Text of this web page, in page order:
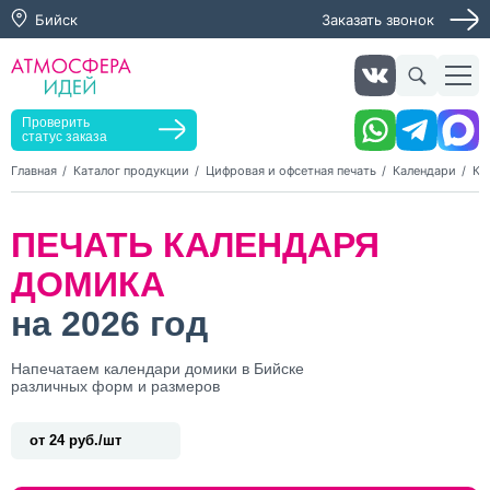
Бийск Заказать звонок
Проверить
статус заказа
Главная Каталог продукции Цифровая и офсетная печать Календари
ПЕЧАТЬ КАЛЕНДАРЯ
ДОМИКА
на 2026 год
Напечатаем календари домики в Бийске
различных форм и размеров
от 24 руб./шт
Заказать услугу
Оставьте заявку, мы свяжемся с вами в ближайшее
Заказать звонок
обработку персональных данных и согласие с политикой
конфиденциальности
Нажимая на кнопку, я даю согласие на получение
информационных и рекламных рассылок
заявку